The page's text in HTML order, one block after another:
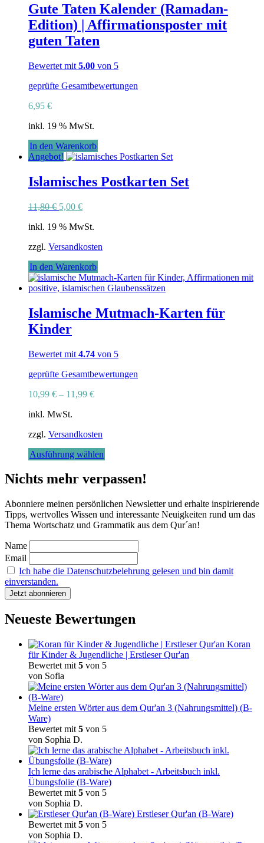
Gute Taten Kalender (Ramadan-
Edition) | Affirmationsposter mit
guten Taten
Bewertet mit 5.00 von 5
geprüfte Gesamtbewertungen
6,95 €
inkl. 19 % MwSt.
In den Warenkorb
Angebot!
Islamisches Postkarten Set
11,80€ Ursprünglicher
war:
5,00 €Aktueller
ist:
inkl. 19 % MwSt.
zzgl. Versandkosten
In den Warenkorb
Islamische Mutmach-Karten für
Kinder
Bewertet mit 4.74 von 5
geprüfte Gesamtbewertungen
10,99 € – 11,99 €
inkl. MwSt.
zzgl. Versandkosten
Ausführung wählen
weist
mehrere
auf.
Die
Optionen
können
Produktseite
Nichts mehr verpassen!
Abonniere meinen persönlichen Newsletter und erhalte inspirierende
Tipps, wertvolles Wissen und interessante Neuigkeiten rund um das
Thema Wortschatz und Grammatik aus dem Qur´an!
Name
Email
Ich habe die Datenschutzbelehrung gelesen und bin damit
einverstanden.
Neueste Bewertungen
Koran
für Kinder & Jugendliche | Erstleser Qur'an
Bewertet mit 5 von 5
von Sofia
Meine ersten Wörter aus dem Qur'an 3 (Nahrungsmittel) (B-
Ware)
Bewertet mit 5 von 5
von Sophia D.
Ich lerne das arabische Alphabet - Arbeitsbuch inkl.
Übungsfolie (B-Ware)
Bewertet mit 5 von 5
von Sophia D.
Erstleser Qur'an (B-Ware)
Bewertet mit 5 von 5
von Sophia D.